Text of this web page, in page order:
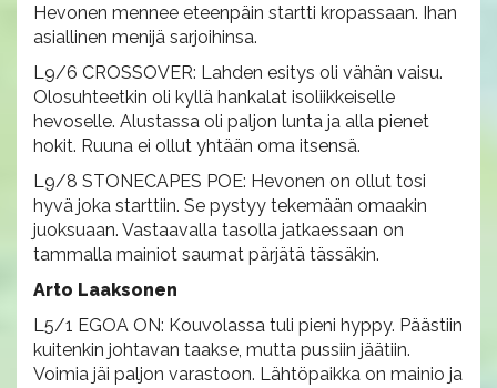
Hevonen mennee eteenpäin startti kropassaan. Ihan
asiallinen menijä sarjoihinsa.
L9/6 CROSSOVER: Lahden esitys oli vähän vaisu.
Olosuhteetkin oli kyllä hankalat isoliikkeiselle
hevoselle. Alustassa oli paljon lunta ja alla pienet
hokit. Ruuna ei ollut yhtään oma itsensä.
L9/8 STONECAPES POE: Hevonen on ollut tosi
hyvä joka starttiin. Se pystyy tekemään omaakin
juoksuaan. Vastaavalla tasolla jatkaessaan on
tammalla mainiot saumat pärjätä tässäkin.
Arto Laaksonen
L5/1 EGOA ON: Kouvolassa tuli pieni hyppy. Päästiin
kuitenkin johtavan taakse, mutta pussiin jäätiin.
Voimia jäi paljon varastoon. Lähtöpaikka on mainio ja